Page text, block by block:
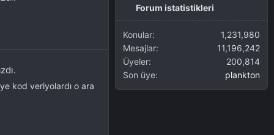
kod veriyolardı o ara
Forum istatistikleri
Konular
1,231,980
Mesajlar
11,196,242
Üyeler
200,814
Son üye
plankton